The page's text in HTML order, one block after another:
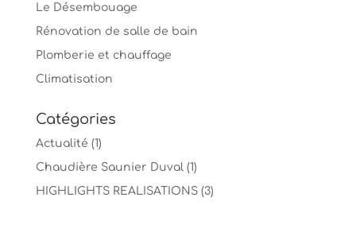
Le Désembouage
Rénovation de salle de bain
Plomberie et chauffage
Climatisation
Catégories
Actualité (1)
Chaudière Saunier Duval (1)
HIGHLIGHTS REALISATIONS(3)